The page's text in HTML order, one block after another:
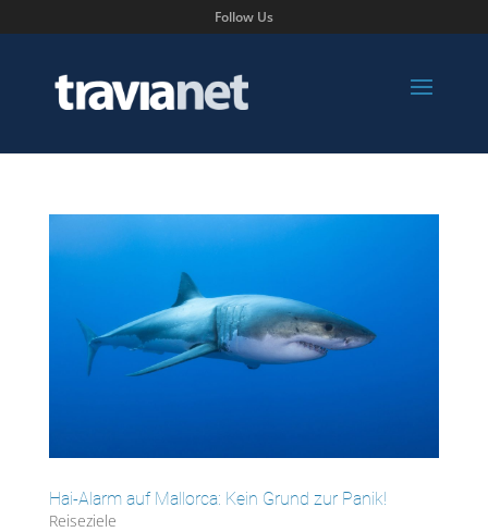
Follow Us
Hai-Alarm auf Mallorca: Kein Grund zur Panik!
Reiseziele